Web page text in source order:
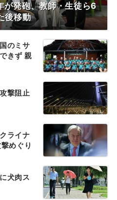
が発砲、教師・生徒ら6
後移動
のミサ
きず 親
撃阻止
ライナ
めぐり
犬肉ス